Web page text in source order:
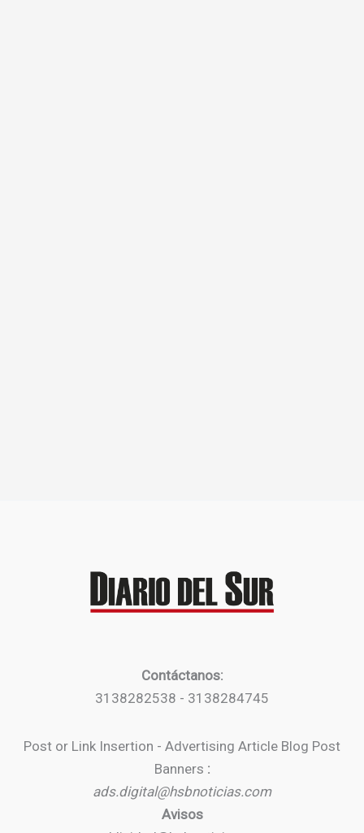
Contáctanos:
3138282538 - 3138284745
Post or Link Insertion - Advertising Article Blog Post
Banners :
ads.digital@hsbnoticias.com
Avisos